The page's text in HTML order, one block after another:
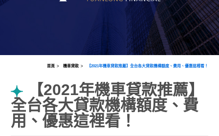
首頁 機車貸款 【2021年機車貸款推薦】全台各大貸款機構額度、費用、優惠這裡看！
【2021年機車貸款推薦】
全台各大貸款機構額度、費
用、優惠這裡看！